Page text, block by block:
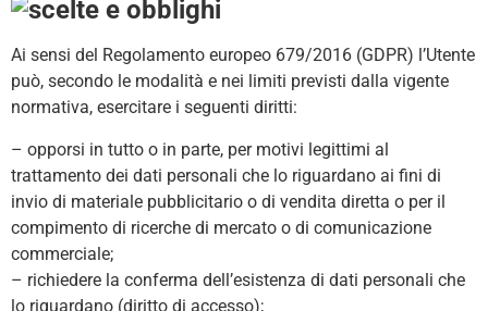
Ai sensi del Regolamento europeo 679/2016 (GDPR) l’Utente
può, secondo le modalità e nei limiti previsti dalla vigente
normativa, esercitare i seguenti diritti:
– opporsi in tutto o in parte, per motivi legittimi al
trattamento dei dati personali che lo riguardano ai fini di
invio di materiale pubblicitario o di vendita diretta o per il
compimento di ricerche di mercato o di comunicazione
commerciale;
– richiedere la conferma dell’esistenza di dati personali che
lo riguardano (diritto di accesso);